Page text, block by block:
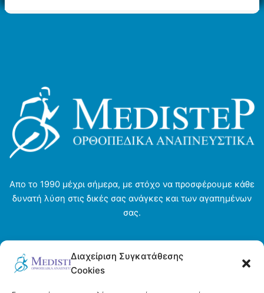
Διαχείριση Συγκατάθεσης
Cookies
Απο το 1990 μέχρι σήμερα, με στόχο να προσφέρουμε κάθε
δυνατή λύση στις δικές σας ανάγκες και των αγαπημένων
σας.
Ενοικιάσεις
Τρόποι πληρωμής και αποστολής